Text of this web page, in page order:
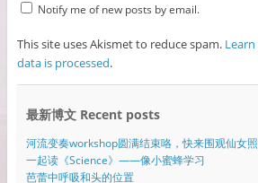
Notify me of new posts by email.
This site uses Akismet to reduce spam.
data is processed.
最新博文 Recent posts
河流变奏workshop圆满结束咯，快来围观仙女照
一起读《Science》——像小蜜蜂学习
芭蕾中呼吸和头的位置